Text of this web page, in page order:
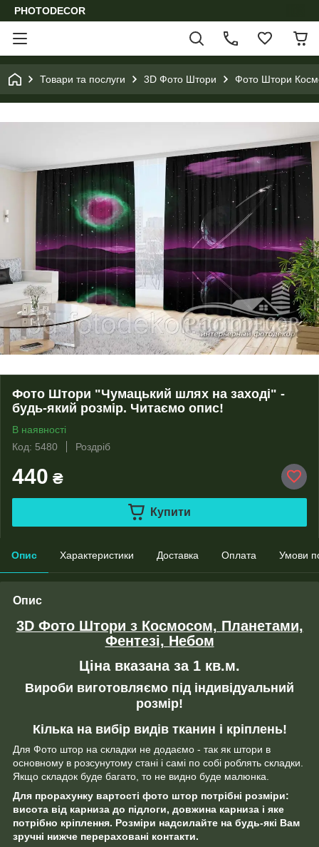
PHOTODECOR
Товари та послуги 3D Фото Штори Фото Штори
Фото Штори "Чумацький шлях на заході" -
будь-який розмір. Читаємо опис!
В наявності
Код: 5480
Роздріб
440 ₴
Купити
Опис Характеристики Доставка Оплата Умови
Опис
3D Фото Штори з Космосом, Планетами,
Фентезі, Небом
Ціна вказана за 1 кв.м.
Вироби виготовляємо під індивідуальний
розмір!
Кілька на вибір видів тканин і кріплень!
Для Фото штор на складки не додаємо - так як штори в
основному в розсунутому стані і самі по собі роблять складки.
Якщо складок буде багато, то не видно буде малюнка.
Для прорахунку вартості фото штор потрібні розміри:
висота від карниза до підлоги, довжина карниза і яке
потрібно кріплення. Розміри надсилайте на будь-які Вам
зручні нижче перераховані контакти.